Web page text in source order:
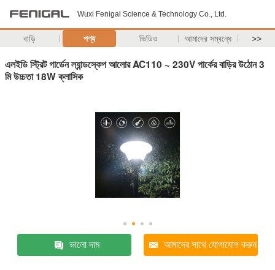
Wuxi Fenigal Science & Technology Co., Ltd.
বাড়ি পণ্য ভিডিও আমাদের সম্বন্ধে >>
এলইডি স্ট্রিট গার্ডেন ল্যান্ডস্কেপ আলোর AC110 ~ 230V পার্কের বাড়ির উঠোন 3
মি উচ্চতা 18W ক্লাসিক
ভালো দাম আমাদের সাথে যোগাযোগ করুন